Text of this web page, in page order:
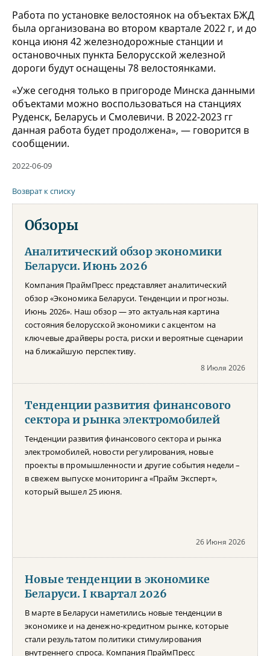
Работа по установке велостоянок на объектах БЖД
была организована во втором квартале 2022 г, и до
конца июня 42 железнодорожные станции и
остановочных пункта Белорусской железной
дороги будут оснащены 78 велостоянками.
«Уже сегодня только в пригороде Минска данными
объектами можно воспользоваться на станциях
Руденск, Беларусь и Смолевичи. В 2022-2023 гг
данная работа будет продолжена», — говорится в
сообщении.
2022-06-09
Возврат к списку
Обзоры
Аналитический обзор экономики
Беларуси. Июнь 2026
Компания ПраймПресс представляет аналитический
обзор «Экономика Беларуси. Тенденции и прогнозы.
Июнь 2026». Наш обзор — это актуальная картина
состояния белорусской экономики с акцентом на
ключевые драйверы роста, риски и вероятные сценарии
на ближайшую перспективу.
8 Июля 2026
Тенденции развития финансового
сектора и рынка электромобилей
Тенденции развития финансового сектора и рынка
электромобилей, новости регулирования, новые
проекты в промышленности и другие события недели –
в свежем выпуске мониторинга «Прайм Эксперт»,
который вышел 25 июня.
26 Июня 2026
Новые тенденции в экономике
Беларуси. I квартал 2026
В марте в Беларуси наметились новые тенденции в
экономике и на денежно-кредитном рынке, которые
стали результатом политики стимулирования
внутреннего спроса. Компания ПраймПресс